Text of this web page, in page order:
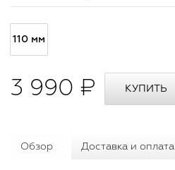
110 мм
3 990 ₽
Обзор Доставка и оплата